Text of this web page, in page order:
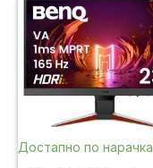
BULK
количина
Достапно по нарачка